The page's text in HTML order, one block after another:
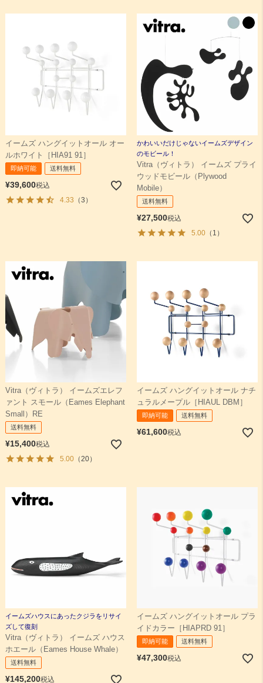
イームズ ハングイットオール オー
ルホワイト［HIA91 91］
即納可能 送料無料
¥39,600税込
4.33 （3）
かわいいだけじゃないイームズデザイン
のモビール！
Vitra（ヴィトラ） イームズ プライ
ウッドモビール（Plywood
Mobile）
送料無料
¥27,500税込
5.00（1）
Vitra（ヴィトラ） イームズエレフ
ァント スモール（Eames Elephant
Small）RE
送料無料
¥15,400税込
5.00（20）
イームズ ハングイットオール ナチ
ュラルメープル［HIAUL DBM］
即納可能 送料無料
¥61,600税込
イームズハウスにあったクジラをリサイ
ズして復刻
Vitra（ヴィトラ） イームズ ハウス
ホエール（Eames House Whale）
送料無料
¥145,200税込
イームズ ハングイットオール プラ
イドカラー［HIAPRD 91］
即納可能 送料無料
¥47,300税込